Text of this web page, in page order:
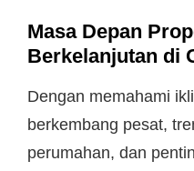
Masa Depan
Berkelanjutan di
Dengan memahami
berkembang pesat,
perumahan, dan